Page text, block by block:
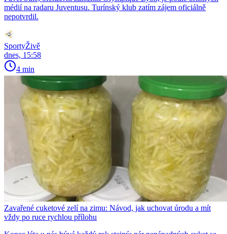
médií na radaru Juventusu. Turínský klub zatím zájem oficiálně
nepotvrdil.
SportyŽivě
dnes, 15:58
4 min
Zavařené cuketové zelí na zimu: Návod, jak uchovat úrodu a mít
vždy po ruce rychlou přílohu